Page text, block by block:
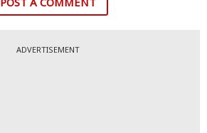
ADVERTISEMENT